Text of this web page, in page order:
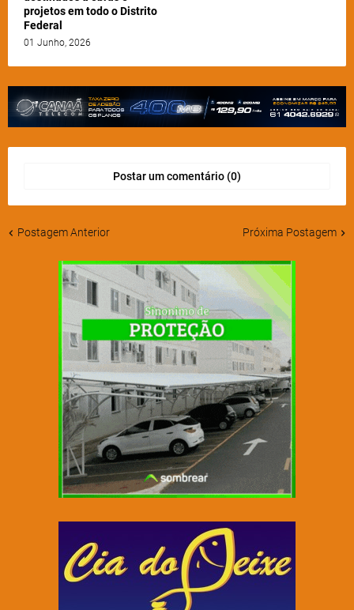
projetos em todo o Distrito
Federal
01 Junho, 2026
Postar um comentário (0)
Postagem Anterior Próxima Postagem